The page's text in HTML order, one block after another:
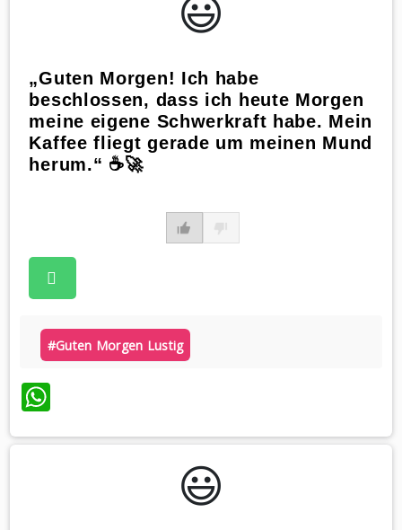
😃️
„Guten Morgen! Ich habe
beschlossen, dass ich heute Morgen
meine eigene Schwerkraft habe. Mein
Kaffee fliegt gerade um meinen Mund
herum.“ ☕️🚀
#guten Morgen Lustig
WhatsApp
😃️